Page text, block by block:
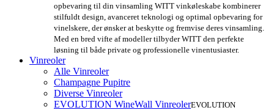
opbevaring til din vinsamling WITT vinkøleskabe kombinerer
stilfuldt design, avanceret teknologi og optimal opbevaring for
vinelskere, der ønsker at beskytte og fremvise deres vinsamling.
Med en bred vifte af modeller tilbyder WITT den perfekte
løsning til både private og professionelle vinentusiaster.
Vinreoler
Alle Vinreoler
Champagne Pupitre
Diverse Vinreoler
EVOLUTION WineWall VinreolerEVOLUTION